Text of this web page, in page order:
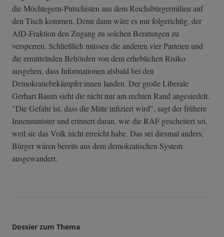
die Möchtegern-Putschisten aus dem Reichsbürgermilieu auf
den Tisch kommen. Denn dann wäre es nur folgerichtig, der
AfD-Fraktion den Zugang zu solchen Beratungen zu
versperren. Schließlich müssen die anderen vier Parteien und
die ermittelnden Behörden von dem erheblichen Risiko
ausgehen, dass Informationen alsbald bei den
Demokratiebekämpfer:innen landen. Der große Liberale
Gerhart Baum sieht die nicht nur am rechten Rand angesiedelt.
"Die Gefahr ist, dass die Mitte infiziert wird", sagt der frühere
Innenminister und erinnert daran, wie die RAF gescheitert sei,
weil sie das Volk nicht erreicht habe. Das sei diesmal anders,
Bürger wären bereits aus dem demokratischen System
ausgewandert.
Dossier zum Thema